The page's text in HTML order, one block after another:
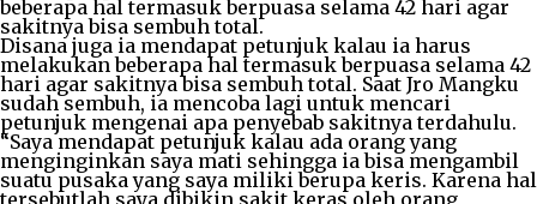
beberapa hal termasuk berpuasa selama 42 hari agar
sakitnya bisa sembuh total.
Disana juga ia mendapat petunjuk kalau ia harus
melakukan beberapa hal termasuk berpuasa selama 42
hari agar sakitnya bisa sembuh total. Saat Jro Mangku
sudah sembuh, ia mencoba lagi untuk mencari
petunjuk mengenai apa penyebab sakitnya terdahulu.
“Saya mendapat petunjuk kalau ada orang yang
menginginkan saya mati sehingga ia bisa mengambil
suatu pusaka yang saya miliki berupa keris. Karena hal
tersebutlah saya dibikin sakit keras oleh orang